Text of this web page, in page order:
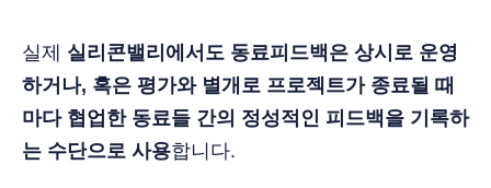
실제 실리콘밸리에서도 동료피드백은 상시로 운영
하거나, 혹은 평가와 별개로 프로젝트가 종료될 때
마다 협업한 동료들 간의 정성적인 피드백을 기록하
는 수단으로 사용합니다.